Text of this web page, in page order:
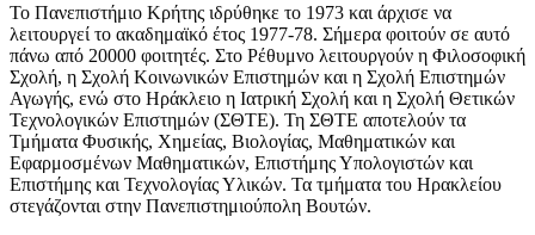
Το Πανεπιστήμιο Κρήτης ιδρύθηκε το 1973 και άρχισε να
λειτουργεί το ακαδημαϊκό έτος 1977-78. Σήμερα φοιτούν σε αυτό
πάνω από 20000 φοιτητές. Στο Ρέθυμνο λειτουργούν η Φιλοσοφική
Σχολή, η Σχολή Κοινωνικών Επιστημών και η Σχολή Επιστημών
Αγωγής, ενώ στο Ηράκλειο η Ιατρική Σχολή και η Σχολή Θετικών
Τεχνολογικών Επιστημών (ΣΘΤΕ). Τη ΣΘΤΕ αποτελούν τα
Τμήματα Φυσικής, Χημείας, Βιολογίας, Μαθηματικών και
Εφαρμοσμένων Μαθηματικών, Επιστήμης Υπολογιστών και
Επιστήμης και Τεχνολογίας Υλικών. Τα τμήματα του Ηρακλείου
στεγάζονται στην Πανεπιστημιούπολη Βουτών.